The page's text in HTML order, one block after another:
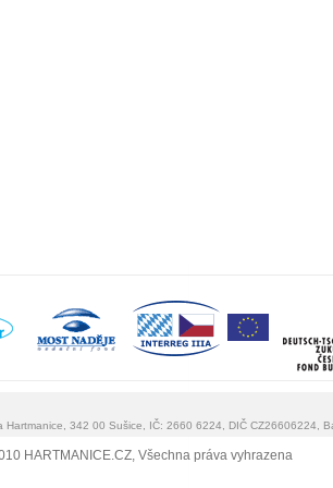
Hartmanice, 342 00 Sušice, IČ: 2660 6224, DIČ CZ26606224,
HARTMANICE.CZ, Všechna práva vyhrazena